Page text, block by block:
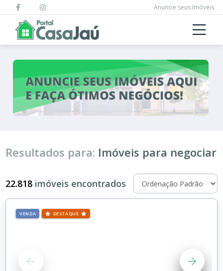
Anuncie seus Imóveis
Resultados para: Imóveis para negociar
22.818 imóveis encontrados
VENDA DESTAQUE